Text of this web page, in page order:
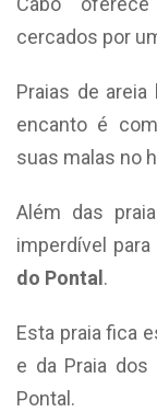
cercados por
Praias de
encanto é
suas malas no
Além das
imperdível
do Pontal .
Esta praia fica
e da Praia
Pontal.